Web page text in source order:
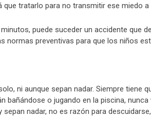
que tratarlo para no transmitir ese miedo a
puede suceder un accidente que
normas preventivas para que los niños
ni aunque sepan nadar. Siempre tiene
o jugando en la piscina, nunca
sepan nadar, no es razón para